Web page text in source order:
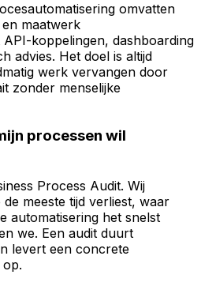
omvatten
maatwerk
koppelingen, dashboarding
advies. Het doel is altijd
werk vervangen door
zonder menselijke
processen wil
Process Audit. Wij
meeste tijd verliest, waar
automatisering het snelst
we. Een audit duurt
levert een concrete